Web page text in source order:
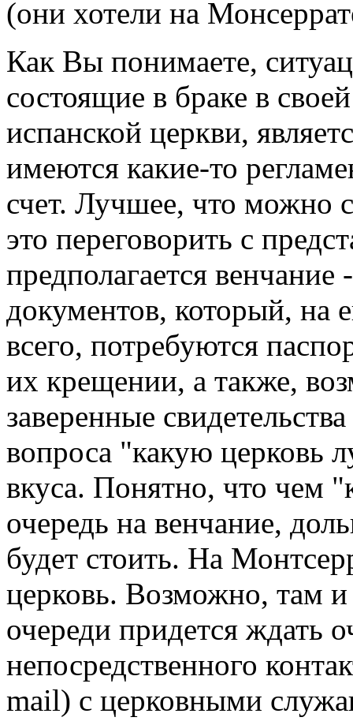
(они хотели на
Как Вы понимаете,
состоящие в браке в
испанской церкви,
имеются какие-то
счет. Лучшее, что можно
это переговорить с
предполагается венчание
документов, который, на
всего, потребуются
их крещении, а также,
заверенные
вопроса "какую церковь
вкуса. Понятно, что чем
очередь на венчание,
будет стоить. На
церковь. Возможно, там и
очереди придется ждать
непосредственного
mail) c церковными